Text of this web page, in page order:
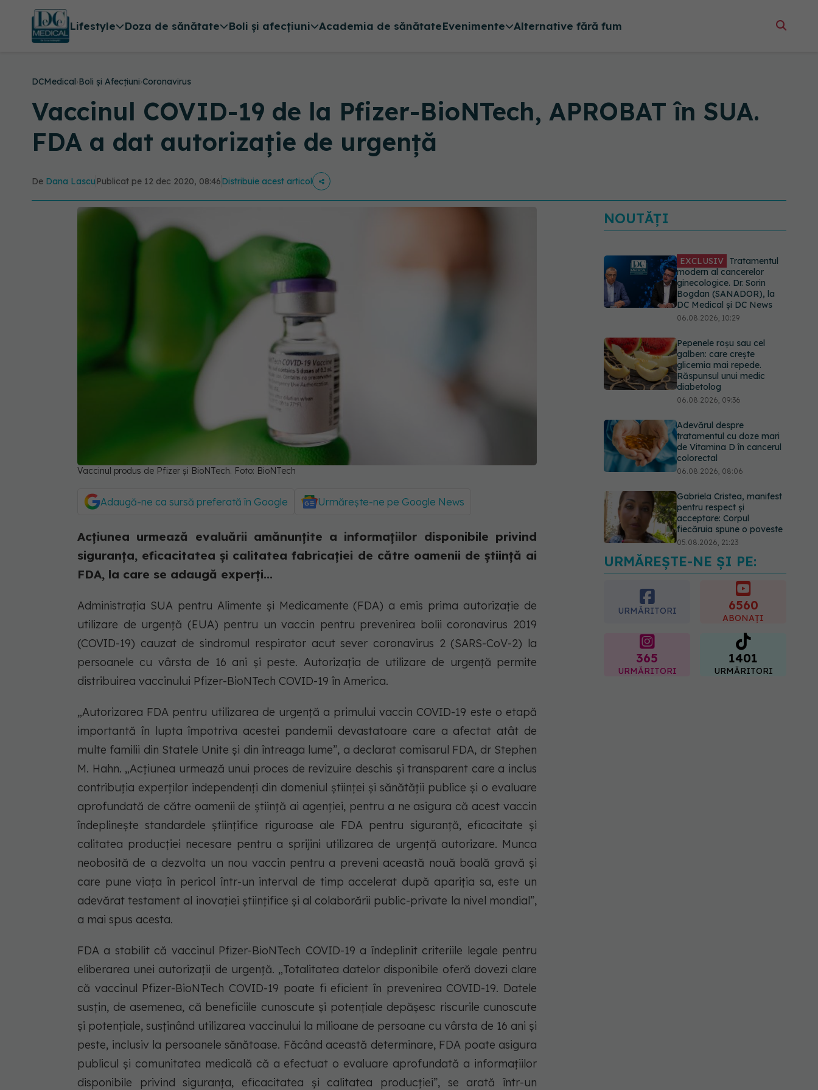
Lifestyle Doza de sănătate Boli și afecțiuni Academia de sănătateEvenimente Alternative fără fum
DCMedical›Boli și Afecțiuni›Coronavirus
Vaccinul COVID-19 de la Pfizer-BioNTech, APROBAT în SUA.
FDA a dat autorizație de urgență
De Dana Lascu Publicat pe 12 dec 2020, 08:46Distribuie acest articol
Vaccinul produs de Pfizer și BioNTech. Foto: BioNTech
Adaugă-ne ca sursă preferată în Google Urmărește-ne pe Google News
Acțiunea urmează evaluării amănunțite a informațiilor disponibile privind
siguranța, eficacitatea și calitatea fabricației de către oamenii de știință ai
FDA, la care se adaugă experți...
Administrația SUA pentru Alimente și Medicamente (FDA) a emis prima autorizație de
utilizare de urgență (EUA) pentru un vaccin pentru prevenirea bolii coronavirus 2019
(COVID-19) cauzat de sindromul respirator acut sever coronavirus 2 (SARS-CoV-2) la
persoanele cu vârsta de 16 ani și peste. Autorizația de utilizare de urgență permite
distribuirea vaccinului Pfizer-BioNTech COVID-19 în America.
„Autorizarea FDA pentru utilizarea de urgență a primului vaccin COVID-19 este o etapă
importantă în lupta împotriva acestei pandemii devastatoare care a afectat atât de
multe familii din Statele Unite și din întreaga lume”, a declarat comisarul FDA, dr Stephen
M. Hahn. „Acțiunea urmează unui proces de revizuire deschis și transparent care a inclus
contribuția experților independenți din domeniul științei și sănătății publice și o evaluare
aprofundată de către oamenii de știință ai agenției, pentru a ne asigura că acest vaccin
îndeplinește standardele științifice riguroase ale FDA pentru siguranță, eficacitate și
calitatea producției necesare pentru a sprijini utilizarea de urgență autorizare. Munca
neobosită de a dezvolta un nou vaccin pentru a preveni această nouă boală gravă și
care pune viața în pericol într-un interval de timp accelerat după apariția sa, este un
adevărat testament al inovației științifice și al colaborării public-private la nivel mondial”,
a mai spus acesta.
FDA a stabilit că vaccinul Pfizer-BioNTech COVID-19 a îndeplinit criteriile legale pentru
eliberarea unei autorizații de urgență. „Totalitatea datelor disponibile oferă dovezi clare
că vaccinul Pfizer-BioNTech COVID-19 poate fi eficient în prevenirea COVID-19. Datele
susțin, de asemenea, că beneficiile cunoscute și potențiale depășesc riscurile cunoscute
și potențiale, susținând utilizarea vaccinului la milioane de persoane cu vârsta de 16 ani și
peste, inclusiv la persoanele sănătoase. Făcând această determinare, FDA poate asigura
publicul și comunitatea medicală că a efectuat o evaluare aprofundată a informațiilor
disponibile privind siguranța, eficacitatea și calitatea producției”, se arată într-un
NOUTĂȚI
EXCLUSIV Tratamentul
modern al cancerelor
ginecologice. Dr. Sorin
Bogdan (SANADOR), la
DC Medical și DC News
06.08.2026, 10:29
Pepenele roșu sau cel
galben: care crește
glicemia mai repede.
Răspunsul unui medic
diabetolog
06.08.2026, 09:36
Adevărul despre
tratamentul cu doze mari
de Vitamina D în cancerul
colorectal
06.08.2026, 08:06
Gabriela Cristea, manifest
pentru respect și
acceptare: Corpul
fiecăruia spune o poveste
05.08.2026, 21:23
Medicii de la Fundeni
demontează unul dintre
cele mai răspândite mituri
despre diabet
06.08.2026, 11:52
URMĂREȘTE-NE ȘI PE:
URMĂRITORI 6560
ABONAȚI
365
URMĂRITORI
1401
URMĂRITORI